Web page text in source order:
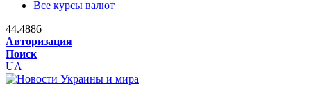
Все курсы валют
44.4886
Авторизация
Поиск
UA